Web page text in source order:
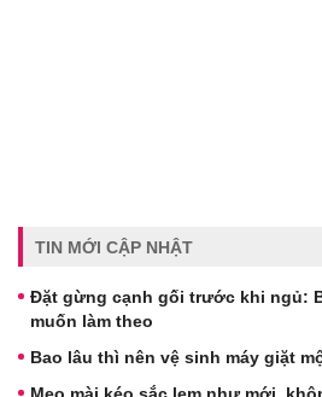
TIN MỚI CẬP NHẬT
Đặt gừng cạnh gối trước khi ngủ:
muốn làm theo
Bao lâu thì nên vệ sinh máy giặt